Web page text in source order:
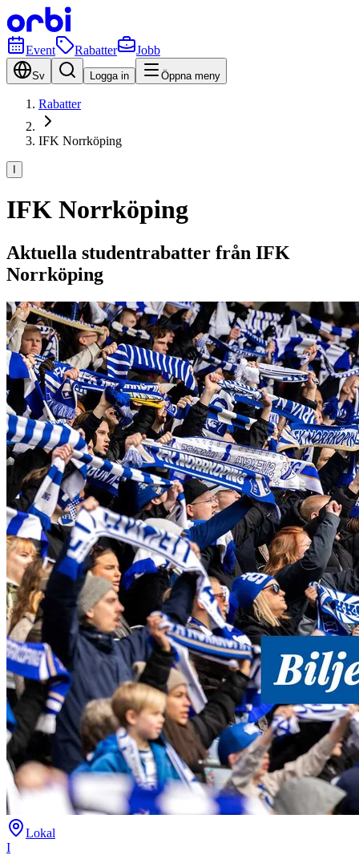
Event Rabatter Jobb
Sv Logga in Öppna meny
Rabatter
IFK Norrköping
IFK Norrköping
Aktuella studentrabatter från IFK
Norrköping
Lokal
I